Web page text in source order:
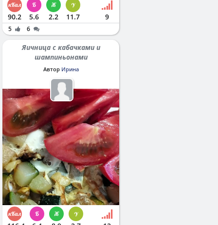
90.2 5.6 2.2 11.7 9
5 6
Яичница с кабачками и
шампиньонами
Автор Ирина